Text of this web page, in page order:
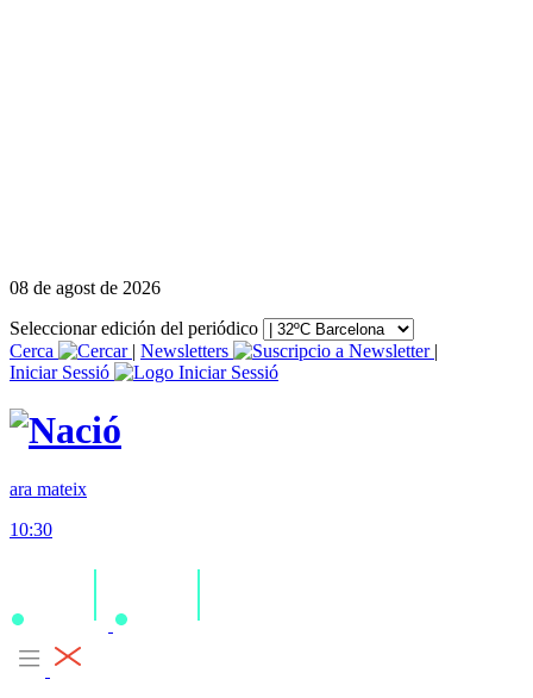
08 de agost de 2026
Seleccionar edición del periódico
Cerca
| Newsletters
|
Iniciar Sessió
ara mateix
10:30